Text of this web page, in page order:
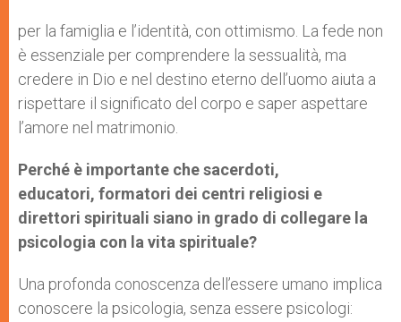
per la famiglia e l’identità, con ottimismo. La fede non
è essenziale per comprendere la sessualità, ma
credere in Dio e nel destino eterno dell’uomo aiuta a
rispettare il significato del corpo e saper aspettare
l’amore nel matrimonio.
Perché è importante che sacerdoti,
educatori, formatori dei centri religiosi e
direttori spirituali siano in grado di collegare la
psicologia con la vita spirituale?
Una profonda conoscenza dell’essere umano implica
conoscere la psicologia, senza essere psicologi: